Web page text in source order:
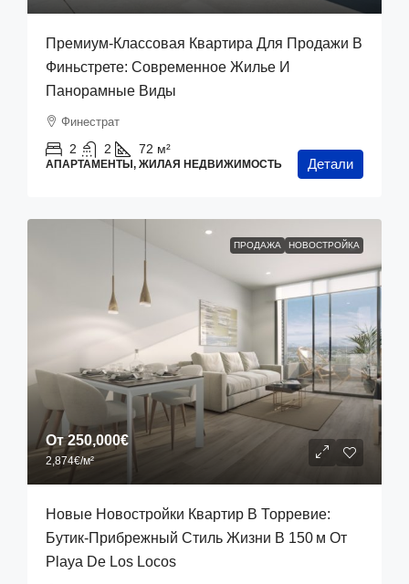
Премиум-Классовая Квартира Для Продажи В
Финьстрете: Современное Жилье И
Панорамные Виды
Финестрат
2 2 72 м²
АПАРТАМЕНТЫ, ЖИЛАЯ НЕДВИЖИМОСТЬ Детали
ПРОДАЖА НОВОСТРОЙКА
От250,000€
2,874€/м²
Новые Новостройки Квартир В Торревие:
Бутик‑прибрежный Стиль Жизни В 150 М От
Playa De Los Locos